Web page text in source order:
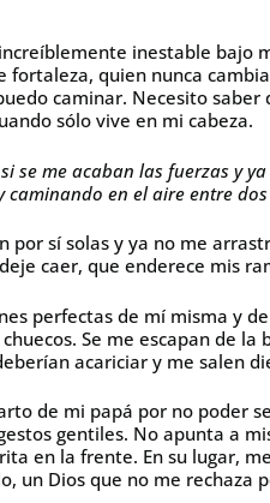
inestable bajo
quien nunca
caminar. Necesito
sólo vive en mi cabeza.
se me acaban las fuerzas y
en el aire entre
por sí solas y ya no me
caer, que enderece mis
perfectas de mí misma y
Se me escapan de
acariciar y me salen
de mi papá por no poder
gentiles. No apunta a
en la frente. En su lugar,
un Dios que no me rechaza